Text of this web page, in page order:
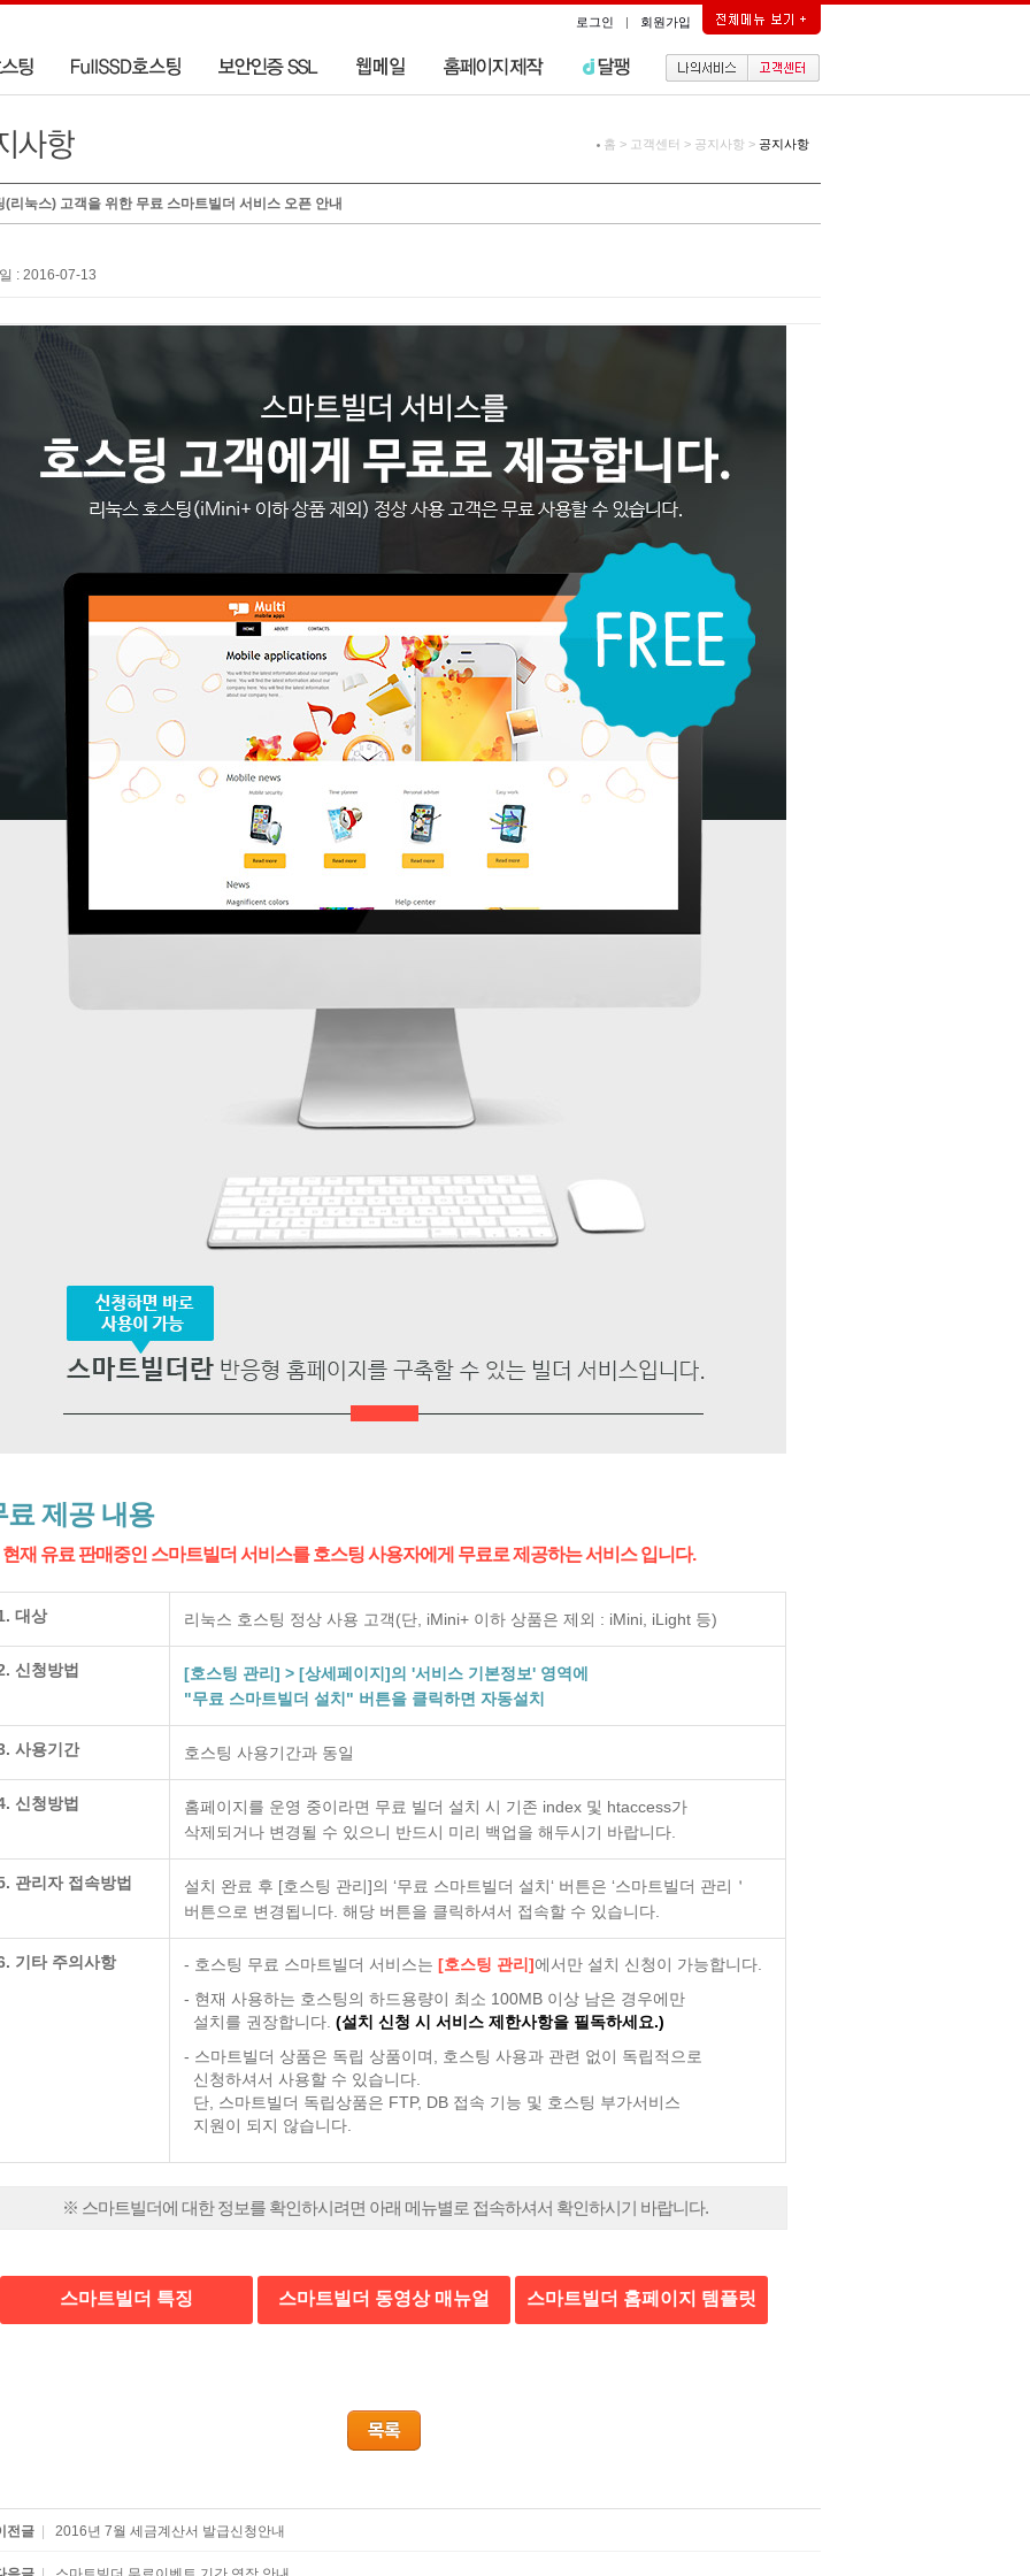
로그인 | 회원가입
홈 > 고객센터 > 공지사항 > 공지사항
(리눅스) 고객을 위한 무료 스마트빌더 서비스 오픈 안내
: 2016-07-13
료 제공 내용
재 유료 판매중인 스마트빌더 서비스를 호스팅 사용자에게 무료로 제공하는 서비스 입니다.
대상 리눅스 호스팅 정상 사용 고객(단, iMini+ 이하 상품은 제외 : iMini, iLight 등)
신청방법
[호스팅 관리] > [상세페이지]의 '서비스 기본정보' 영역에
"무료 스마트빌더 설치" 버튼을 클릭하면 자동설치
사용기간 호스팅 사용기간과 동일
신청방법
홈페이지를 운영 중이라면 무료 빌더 설치 시 기존 index 및 htaccess가
삭제되거나 변경될 수 있으니 반드시 미리 백업을 해두시기 바랍니다.
관리자 접속방법
설치 완료 후 [호스팅 관리]의 ‘무료 스마트빌더 설치‘ 버튼은 ‘스마트빌더 관리＇
버튼으로 변경됩니다. 해당 버튼을 클릭하셔서 접속할 수 있습니다.
기타 주의사항 - 호스팅 무료 스마트빌더 서비스는 [호스팅 관리]에서만 설치 신청이 가능합니다.
- 현재 사용하는 호스팅의 하드용량이 최소 100MB 이상 남은 경우에만
설치를 권장합니다. (설치 신청 시 서비스 제한사항을 필독하세요.)
- 스마트빌더 상품은 독립 상품이며, 호스팅 사용과 관련 없이 독립적으로
신청하셔서 사용할 수 있습니다.
단, 스마트빌더 독립상품은 FTP, DB 접속 기능 및 호스팅 부가서비스
지원이 되지 않습니다.
※ 스마트빌더에 대한 정보를 확인하시려면 아래 메뉴별로 접속하셔서 확인하시기 바랍니다.
스마트빌더 특징 스마트빌더 동영상 매뉴얼 스마트빌더 홈페이지 템플릿
전글 | 2016년 7월 세금계산서 발급신청안내